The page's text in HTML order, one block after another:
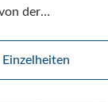
der
Einzelheiten